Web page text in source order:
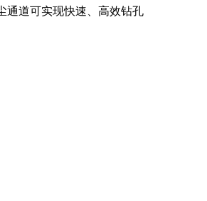
通道可实现快速、高效钻孔